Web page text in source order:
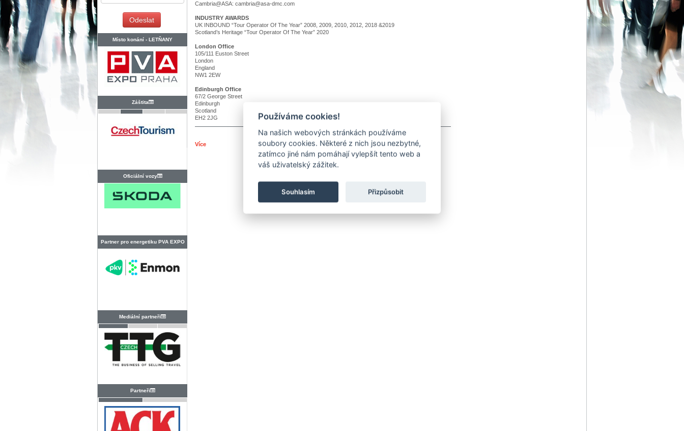
Místo konání - LETŇANY
Záštita
Oficiální vozy
Partner pro energetiku PVA EXPO
Mediální partneři
Partneři
Cambria@ASA: cambria@asa-dmc.com
INDUSTRY AWARDS
UK INBOUND “Tour Operator Of The Year” 2008, 2009, 2010, 2012, 2018 &2019
Scotland’s Heritage “Tour Operator Of The Year” 2020
London Office
105/111 Euston Street
London
England
NW1 2EW
Edinburgh Office
67/2 George Street
Edinburgh
Scotland
EH2 2JG
Více
Používáme cookies!
Na našich webových stránkách používáme
soubory cookies. Některé z nich jsou nezbytné,
zatímco jiné nám pomáhají vylepšít tento web a
váš uživatelský zážitek.
Souhlasím Přizpůsobit